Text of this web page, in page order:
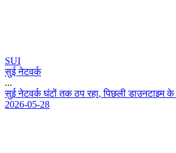
SUI
सुई नेटवर्क
...
सई नटवर घट तक ठप रह, पछल डउनटइम क
2026-05-28